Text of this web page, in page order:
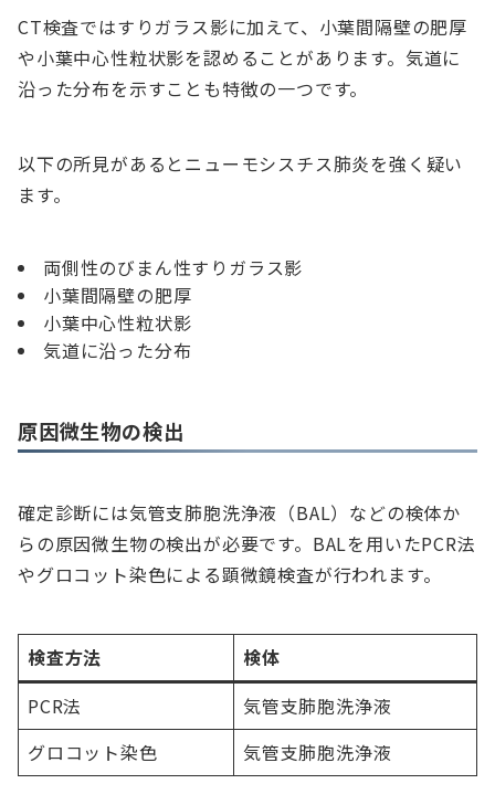
CT検査ではすりガラス影に加えて、小葉間隔壁の肥厚
や小葉中心性粒状影を認めることがあります。気道に
沿った分布を示すことも特徴の一つです。
以下の所見があるとニューモシスチス肺炎を強く疑い
ます。
両側性のびまん性すりガラス影
小葉間隔壁の肥厚
小葉中心性粒状影
気道に沿った分布
原因微生物の検出
確定診断には気管支肺胞洗浄液（BAL）などの検体か
らの原因微生物の検出が必要です。BALを用いたPCR法
やグロコット染色による顕微鏡検査が行われます。
検査方法
検体
PCR法
気管支肺胞洗浄液
グロコット染色
気管支肺胞洗浄液